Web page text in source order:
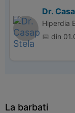
Dr.
Hiperdia
📅 din
La barbati